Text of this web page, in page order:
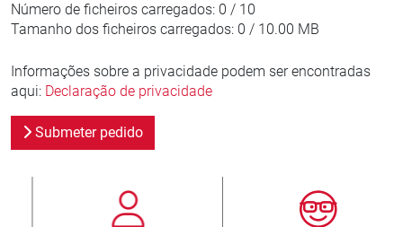
Número de ficheiros carregados: 0 / 10
Tamanho dos ficheiros carregados: 0 / 10.00 MB
Informações sobre a privacidade podem ser encontradas
aqui: Declaração de privacidade
Submeter pedido